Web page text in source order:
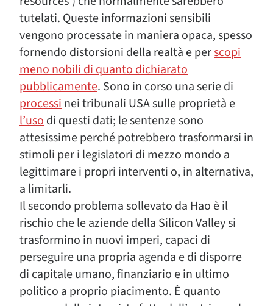
tutelati. Queste informazioni sensibili
vengono processate in maniera opaca, spesso
fornendo distorsioni della realtà e perscopi
meno nobili di quanto dichiarato
pubblicamente. Sono in corso una serie di
processinei tribunali USA sulle proprietà e
l’usodi questi dati; le sentenze sono
attesissime perché potrebbero trasformarsi in
stimoli per i legislatori di mezzo mondo a
legittimare i propri interventi o, in alternativa,
a limitarli.
Il secondo problema sollevato da Hao è il
rischio che le aziende della Silicon Valley si
trasformino in nuovi imperi, capaci di
perseguire una propria agenda e di disporre
di capitale umano, finanziario e in ultimo
politico a proprio piacimento. È quanto